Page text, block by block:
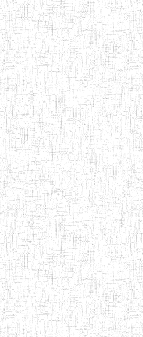
Page 2 sur 13 Total: 307
Préc. 1 2 3 4 5
6
Fin
28/12/2007 ENIEG Privé
02/07/2012 ENIEG Privé